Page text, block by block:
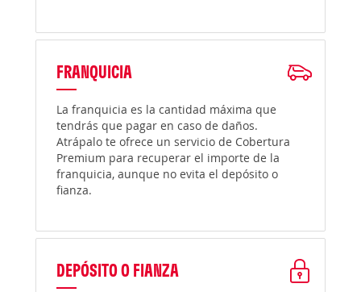
FRANQUICIA
La franquicia es la cantidad máxima que
tendrás que pagar en caso de daños.
Atrápalo te ofrece un servicio de Cobertura
Premium para recuperar el importe de la
franquicia, aunque no evita el depósito o
fianza.
DEPÓSITO O FIANZA